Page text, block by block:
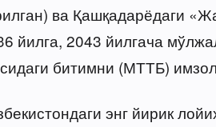
ва Қашқадарёдаги
йилга, 2043 йилгача
битимни (МТТБ)
энг йирик